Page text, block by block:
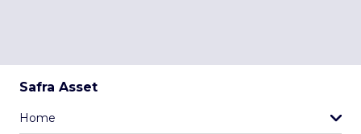
Safra Asset
Home